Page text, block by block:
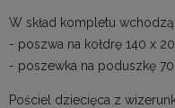
W skład kompletu wchodzą:
- poszwa na kołdrę 140 x
- poszewka na poduszkę
Pościel dziecięca z